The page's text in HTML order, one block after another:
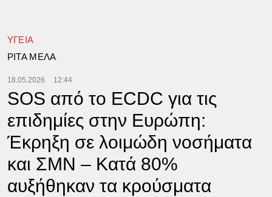
ΥΓΕΙΑ
ΡΙΤΑ ΜΕΛΑ
18.05.2026 12:44
SOS από το ECDC για τις
επιδημίες στην Ευρώπη:
Έκρηξη σε λοιμώδη νοσήματα
και ΣΜΝ – Κατά 80%
αυξήθηκαν τα κρούσματα